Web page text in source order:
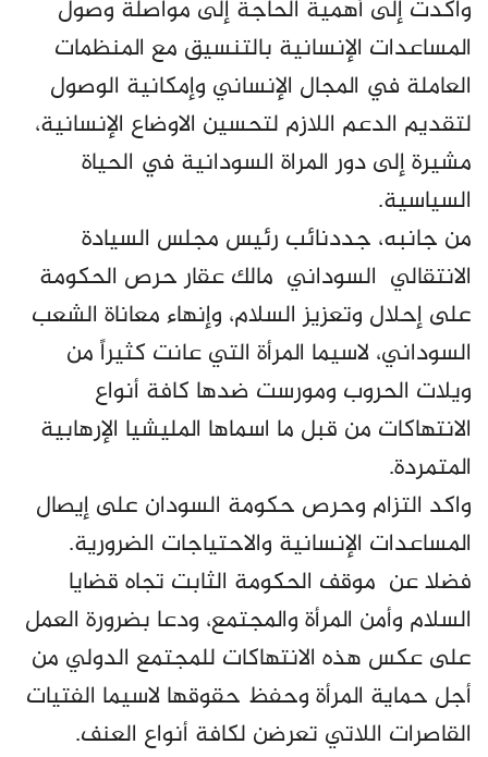
واكدت إلى أهمية الحاجة إلى مواصلة وصول
المساعدات الإنسانية بالتنسيق مع المنظمات
العاملة في المجال الإنساني وإمكانية الوصول
لتقديم الدعم اللازم لتحسين الاوضاع الإنسانية،
مشيرة إلى دور المراة السودانية في الحياة
السياسية.
من جانبه، جددنائب رئيس مجلس السيادة
الانتقالي السوداني مالك عقار حرص الحكومة
على إحلال وتعزيز السلام، وإنهاء معاناة الشعب
السوداني، لاسيما المرأة التي عانت كثيراً من
ويلات الحروب ومورست ضدها كافة أنواع
الانتهاكات من قبل ما اسماها المليشيا الإرهابية
المتمردة.
واكد التزام وحرص حكومة السودان على إيصال
المساعدات الإنسانية والاحتياجات الضرورية.
فضلا عن موقف الحكومة الثابت تجاه قضايا
السلام وأمن المرأة والمجتمع، ودعا بضرورة العمل
على عكس هذه الانتهاكات للمجتمع الدولي من
أجل حماية المرأة وحفظ حقوقها لاسيما الفتيات
القاصرات اللاتي تعرضن لكافة أنواع العنف.